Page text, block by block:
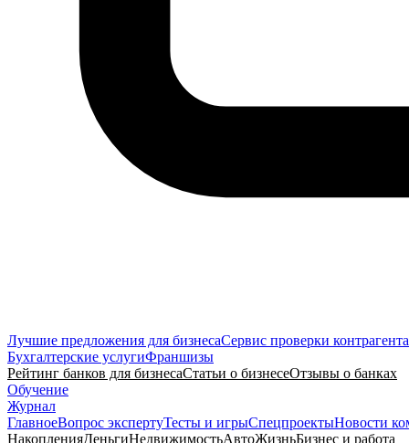
Лучшие предложения для бизнесаСервис проверки контрагента
Бухгалтерские услугиФраншизы
Рейтинг банков для бизнесаСтатьи о бизнесеОтзывы о банках
Обучение
Журнал
ГлавноеВопрос экспертуТесты и игрыСпецпроектыНовости
НакопленияДеньгиНедвижимостьАвтоЖизньБизнес и работа